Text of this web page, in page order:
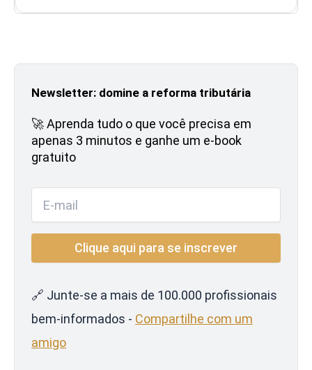
Newsletter: domine a reforma tributária
🚀 Aprenda tudo o que você precisa em
apenas 3 minutos e ganhe um e-book
gratuito
🔗 Junte-se a mais de 100.000 profissionais
bem-informados - Compartilhe com um
amigo